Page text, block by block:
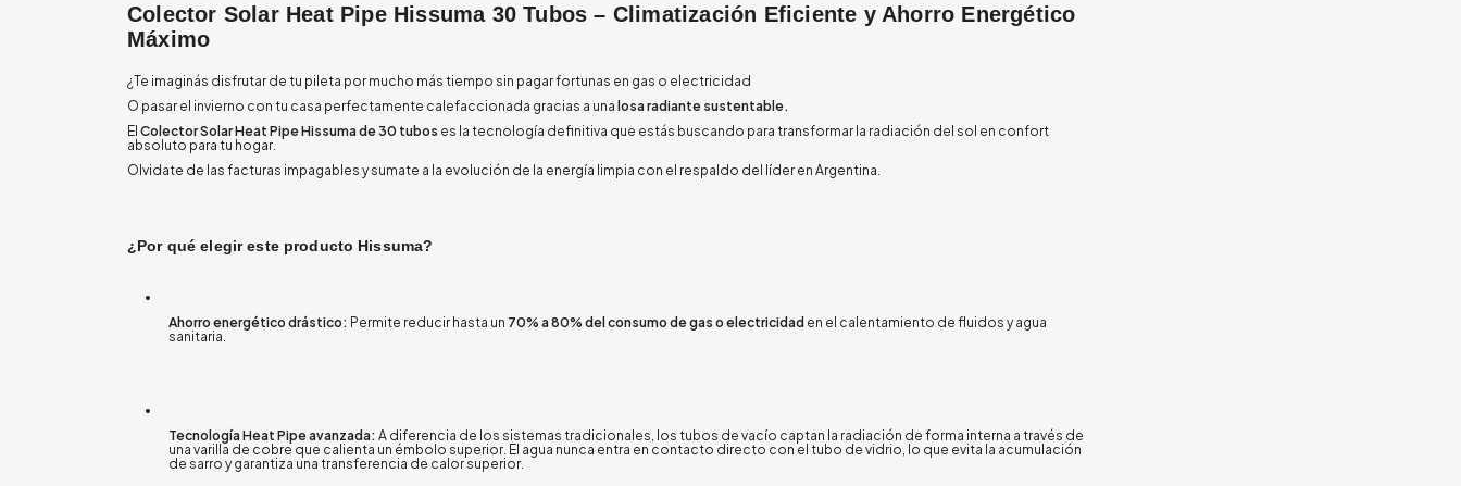
Colector Solar Heat Pipe Hissuma 30 Tubos – Climatización Eficiente y Ahorro Energético
Máximo
¿Te imaginás disfrutar de tu pileta por mucho más tiempo sin pagar fortunas en gas o electricidad
O pasar el invierno con tu casa perfectamente calefaccionada gracias a una losa radiante sustentable.
El Colector Solar Heat Pipe Hissuma de 30 tubos es la tecnología definitiva que estás buscando para transformar la radiación del sol en confort
absoluto para tu hogar.
Olvidate de las facturas impagables y sumate a la evolución de la energía limpia con el respaldo del líder en Argentina.
¿Por qué elegir este producto Hissuma?
Ahorro energético drástico: Permite reducir hasta un 70% a 80% del consumo de gas o electricidad en el calentamiento de fluidos y agua
sanitaria
Tecnología Heat Pipe avanzada: A diferencia de los sistemas tradicionales, los tubos de vacío captan la radiación de forma interna a través de
una varilla de cobre que calienta un émbolo superior El agua nunca entra en contacto directo con el tubo de vidrio, lo que evita la acumulación
de sarro y garantiza una transferencia de calor superior